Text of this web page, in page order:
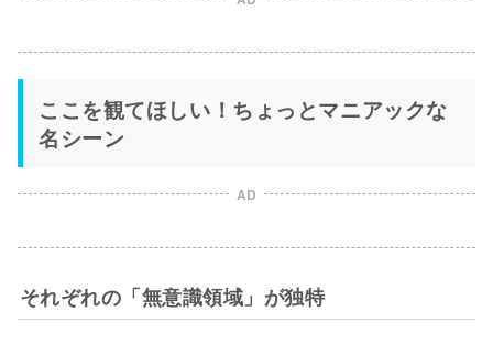
ここを観てほしい！ちょっとマニアックな
名シーン
AD
それぞれの「無意識領域」が独特